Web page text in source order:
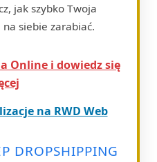
jak szybko Twoja
siebie zarabiać.
Online i dowiedz się
na RWD Web
DROPSHIPPING